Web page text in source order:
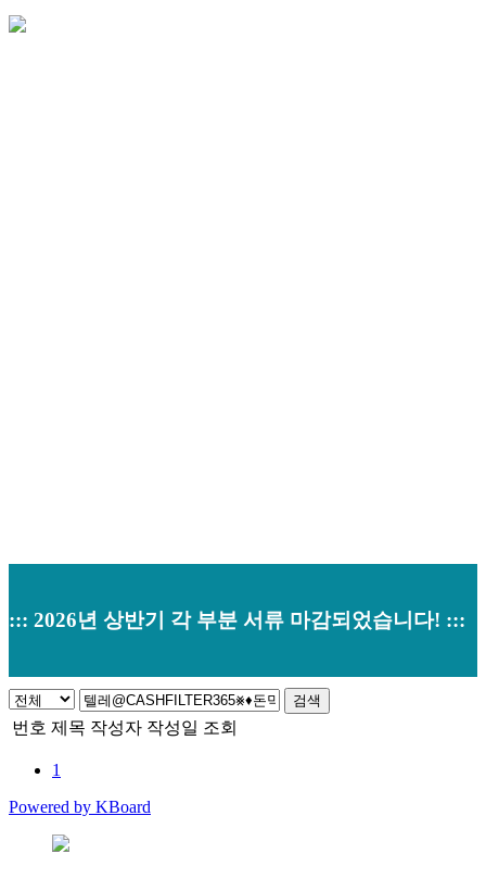
::: 2026년 상반기 각 부분 서류 마감되었습니다! :::
검색
번호 제목 작성자 작성일 조회
1
Powered by KBoard